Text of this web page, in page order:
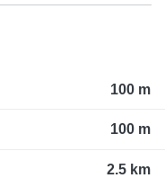
100 m
100 m
2.5 km